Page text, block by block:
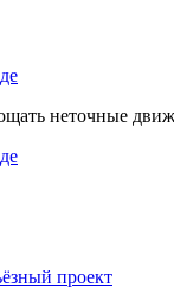
неточные
проект